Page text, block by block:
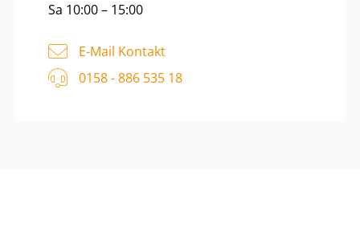
Sa 10:00 – 15:00
E-Mail Kontakt
0158 - 886 535 18